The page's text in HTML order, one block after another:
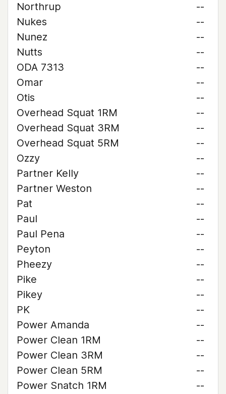
Northrup
--
Nukes
--
Nunez
--
Nutts
--
ODA 7313
--
Omar
--
Otis
--
Overhead Squat 1RM
--
Overhead Squat 3RM
--
Overhead Squat 5RM
--
Ozzy
--
Partner Kelly
--
Partner Weston
--
Pat
--
Paul
--
Paul Pena
--
Peyton
--
Pheezy
--
Pike
--
Pikey
--
PK
--
Power Amanda
--
Power Clean 1RM
--
Power Clean 3RM
--
Power Clean 5RM
--
Power Snatch 1RM
--